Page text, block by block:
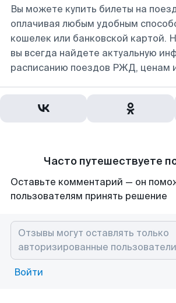
Вы можете купить билеты на
оплачивая любым удобным
кошелек или банковской картой.
вы всегда найдете актуальную
расписанию поездов РЖД, ценам
Часто путешествуете
Оставьте комментарий — он
пользователям принять решение
Войти